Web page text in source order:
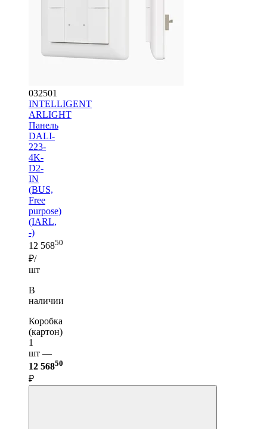
032501
INTELLIGENT
ARLIGHT
Панель
DALI-
223-
4K-
D2-
IN
(BUS,
Free
purpose)
(IARL,
-)
12 56850
₽/
шт
В
наличии
Коробка
(картон)
1
шт —
12 56850
₽